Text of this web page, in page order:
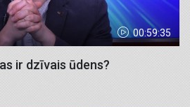
00:59:35
ir dzīvais ūdens?